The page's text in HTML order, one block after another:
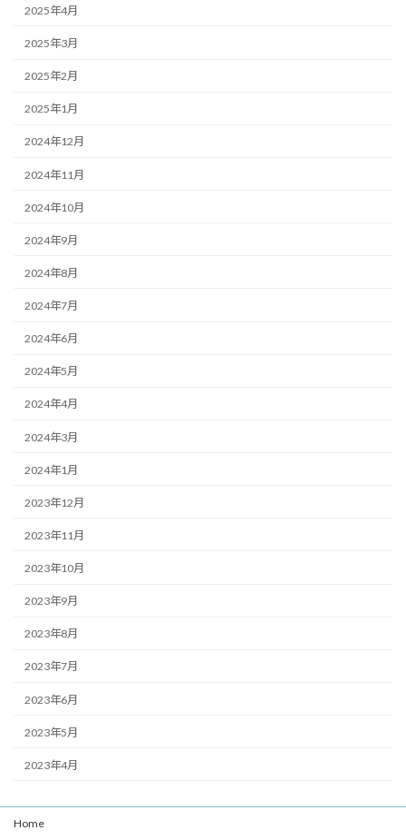
2025年4月
2025年3月
2025年2月
2025年1月
2024年12月
2024年11月
2024年10月
2024年9月
2024年8月
2024年7月
2024年6月
2024年5月
2024年4月
2024年3月
2024年1月
2023年12月
2023年11月
2023年10月
2023年9月
2023年8月
2023年7月
2023年6月
2023年5月
2023年4月
Home